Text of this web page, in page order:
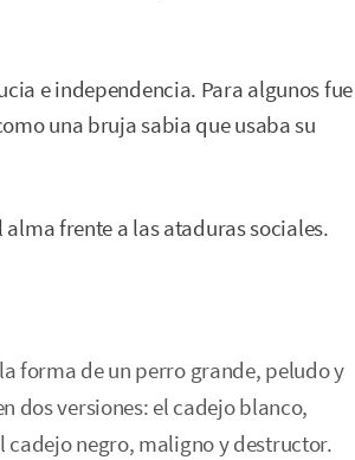
e independencia. Para algunos fue
una bruja sabia que usaba su
frente a las ataduras sociales.
forma de un perro grande, peludo y
dos versiones: el cadejo blanco,
cadejo negro, maligno y destructor.